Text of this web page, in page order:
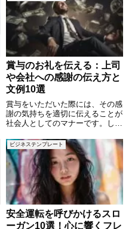
賞与のお礼を伝える：上司
や会社への感謝の伝え方と
文例10選
賞与をいただいた際には、その感
謝の気持ちを適切に伝えることが
社会人としてのマナーです。しか
か悩む方も多いのではないでしょ
うか。本記事では、賞与のお礼を
伝える際のポイントや書き方を解
説し、実際に使える文例を10個
ビジネステンプレート
安全運転を呼びかけるスロ
ーガン10選！心に響くフレ